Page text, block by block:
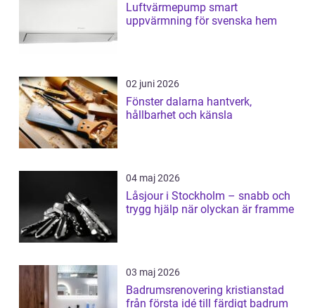
Luftvärmepump smart
uppvärmning för svenska hem
02 juni 2026
Fönster dalarna hantverk,
hållbarhet och känsla
04 maj 2026
Låsjour i Stockholm – snabb och
trygg hjälp när olyckan är framme
03 maj 2026
Badrumsrenovering kristianstad
från första idé till färdigt badrum